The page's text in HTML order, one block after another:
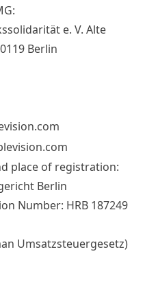
e. V. Alte
Berlin
place of registration:
Berlin
Number: HRB 187249
Umsatzsteuergesetz)